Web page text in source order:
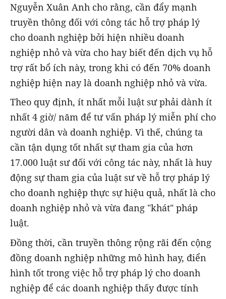
Nguyễn Xuân Anh cho rằng, cần đẩy mạnh
truyền thông đối với công tác hỗ trợ pháp lý
cho doanh nghiệp bởi hiện nhiều doanh
nghiệp nhỏ và vừa cho hay biết đến dịch vụ hỗ
trợ rất bổ ích này, trong khi có đến 70% doanh
nghiệp hiện nay là doanh nghiệp nhỏ và vừa.
Theo quy định, ít nhất mỗi luật sư phải dành ít
nhất 4 giờ/ năm để tư vấn pháp lý miễn phí cho
người dân và doanh nghiệp. Vì thế, chúng ta
cần tận dụng tốt nhất sự tham gia của hơn
17.000 luật sư đối với công tác này, nhất là huy
động sự tham gia của luật sư về hỗ trợ pháp lý
cho doanh nghiệp thực sự hiệu quả, nhất là cho
doanh nghiệp nhỏ và vừa đang "khát" pháp
luật.
Đồng thời, cần truyền thông rộng rãi đến cộng
đồng doanh nghiệp những mô hình hay, điển
hình tốt trong việc hỗ trợ pháp lý cho doanh
nghiệp để các doanh nghiệp thấy được tính